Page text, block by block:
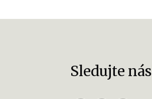
Sledujte nás